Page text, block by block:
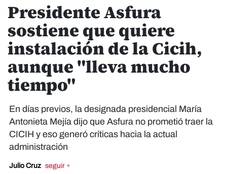
Presidente Asfura
sostiene que quiere
instalación de la Cicih,
aunque "lleva mucho
tiempo"
En días previos, la designada presidencial María
Antonieta Mejía dijo que Asfura no prometió traer la
CICIH y eso generó críticas hacia la actual
administración
Julio Cruz seguir +